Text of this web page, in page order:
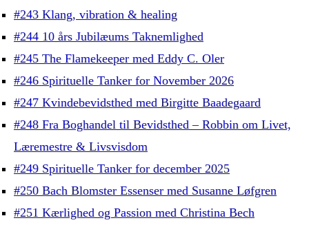
#243 Klang, vibration & healing
#244 10 års Jubilæums Taknemlighed
#245 The Flamekeeper med Eddy C. Oler
#246 Spirituelle Tanker for November 2026
#247 Kvindebevidsthed med Birgitte Baadegaard
#248 Fra Boghandel til Bevidsthed – Robbin om Livet,
Læremestre & Livsvisdom
#249 Spirituelle Tanker for december 2025
#250 Bach Blomster Essenser med Susanne Løfgren
#251 Kærlighed og Passion med Christina Bech